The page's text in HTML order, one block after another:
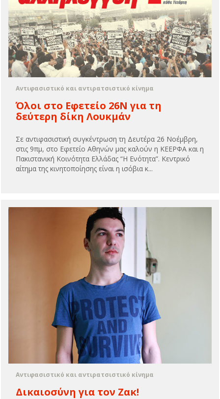
Αντιφασιστικό και αντιρατσιστικό κίνημα
Όλοι στο Εφετείο 26Ν για τη
δεύτερη δίκη Λουκμάν
Σε αντιφασιστική συγκέντρωση τη Δευτέρα 26 Νοέμβρη,
στις 9πμ, στο Εφετείο Αθηνών μας καλούν η ΚΕΕΡΦΑ και η
Πακιστανική Κοινότητα Ελλάδας “Η Ενότητα”. Κεντρικό
αίτημα της κινητοποίησης είναι η ισόβια κ...
Αντιφασιστικό και αντιρατσιστικό κίνημα
Δικαιοσύνη για τον Ζακ!